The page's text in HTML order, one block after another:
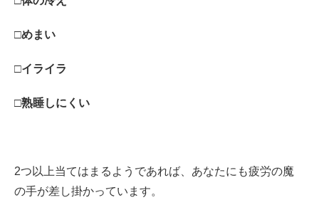
□めまい
□イライラ
□熟睡しにくい
2つ以上当てはまるようであれば、あなたにも疲労の魔
の手が差し掛かっています。